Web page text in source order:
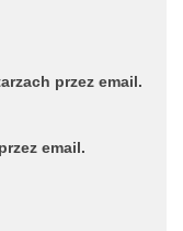
przez email.
email.